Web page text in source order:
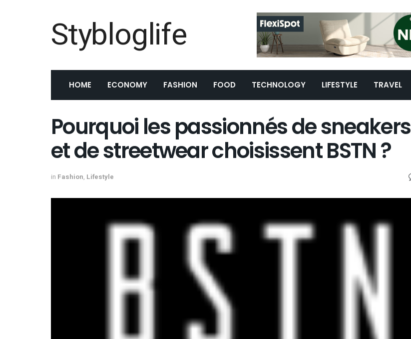
Stybloglife
HOME ECONOMY FASHION FOOD TECHNOLOGY LIFESTYLE TRAVEL
Pourquoi les passionnés de sneakers
et de streetwear choisissent BSTN ?
in Fashion, Lifestyle